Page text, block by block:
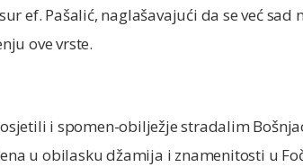
ef. Pašalić, naglašavajući da se već sad
ove vrste.
i spomen-obilježje stradalim
u obilasku džamija i znamenitosti u